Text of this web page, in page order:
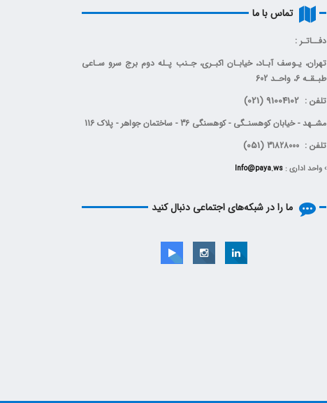
تماس با ما
دفــاتـر :
تهران، يـوسف آبـاد، خیابـان اکبـری، جـنب پـله دوم برج سرو سـاعی
طبـقـه 6، واحـد 602
تلفن : 91004102
(021)
مشـهد - خیابان کوهسنـگی - کوهسنگی 36 - ساختمان جواهر - پلاک 116
تلفن : 31828000
(051)
› واحد اداری : Info@paya.ws
ما را در شبکه‌های اجتماعی دنبال کنید